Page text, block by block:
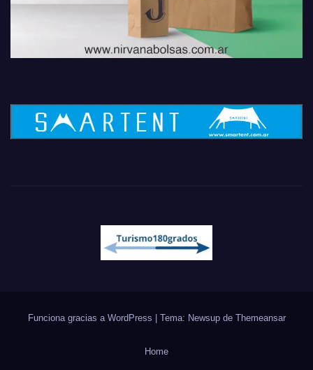
Funciona gracias a WordPress | Tema: Newsup de Themeansar
Home